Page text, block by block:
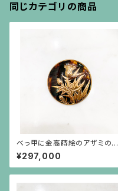
同じカテゴリの商品
べっ甲に金高蒔絵のアザミのブ
ローチ
¥297,000